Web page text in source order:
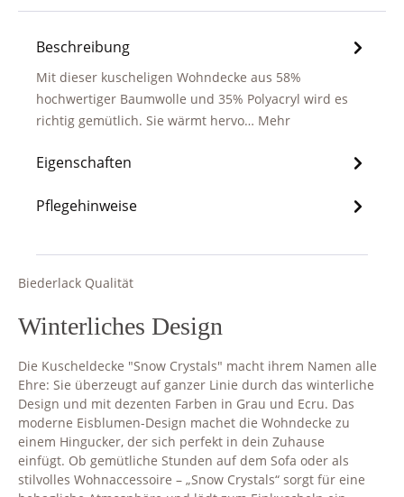
Beschreibung
Mit dieser kuscheligen Wohndecke aus 58%
hochwertiger Baumwolle und 35% Polyacryl wird es
richtig gemütlich. Sie wärmt hervo… Mehr
Eigenschaften
Pflegehinweise
Biederlack Qualität
Winterliches Design
Die Kuscheldecke "Snow Crystals" macht ihrem Namen alle
Ehre: Sie überzeugt auf ganzer Linie durch das winterliche
Design und mit dezenten Farben in Grau und Ecru. Das
moderne Eisblumen-Design machet die Wohndecke zu
einem Hingucker, der sich perfekt in dein Zuhause
einfügt. Ob gemütliche Stunden auf dem Sofa oder als
stilvolles Wohnaccessoire – „Snow Crystals“ sorgt für eine